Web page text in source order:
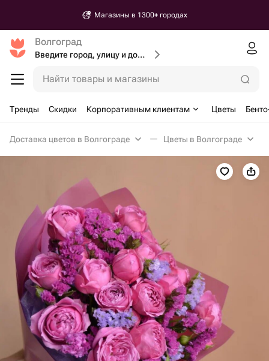
Магазины в 1300+ городах
Волгоград
Введите город, улицу и дом доставки
Найти товары и магазины
Тренды Скидки Корпоративным клиентам Цветы
Доставка цветов в Волгограде Цветы в Волгограде